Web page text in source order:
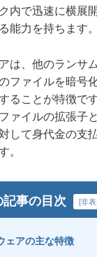
内で迅速に横展
能力を持ちます。
は、他のランサ
ファイルを暗号
ることが特徴で
ァイルの拡張子
して身代金の支
。
記事の目次 [非
ェアの主な特徴